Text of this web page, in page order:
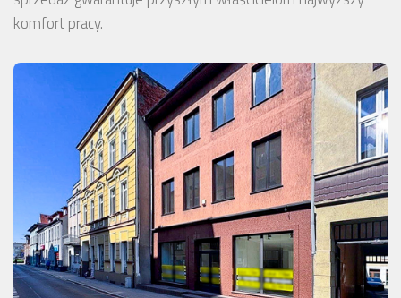
komfort pracy.